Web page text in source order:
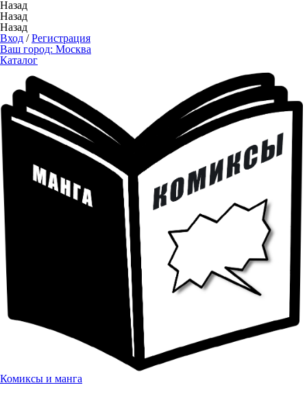
Назад
Назад
Назад
Вход /Регистрация
Ваш город: Москва
Каталог
Комиксы и манга